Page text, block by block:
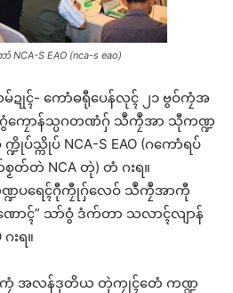
NCA-S EAO (nca-s eao)
ဍုၚ်- ကောံဓရီုပေန်လုၚ် ၂၁ ဗွဝ်ကၠံအ
ောန်သ္ပဂတဏံဂှ် သဳကၠဳအာ သီုကဏ္ဍ
သ္ကိုပ် NCA-S EAO (ဂကောံရပ်
တ်တဲ NCA တုဲ) တံ ဂးရ။
ပရေၚ်ဂီုကၠီုဂှ်လေဝ် သဳကၠဳအာကီု
ာၚ်” သာ်ဝွံ ဒံက်တာ သလာၚ်လျာန်
းရ။
ဗွဝ်ကၠံ အလန်ဒုတိယ တုဲကၠုၚ်တေံ ကဏ္ဍ